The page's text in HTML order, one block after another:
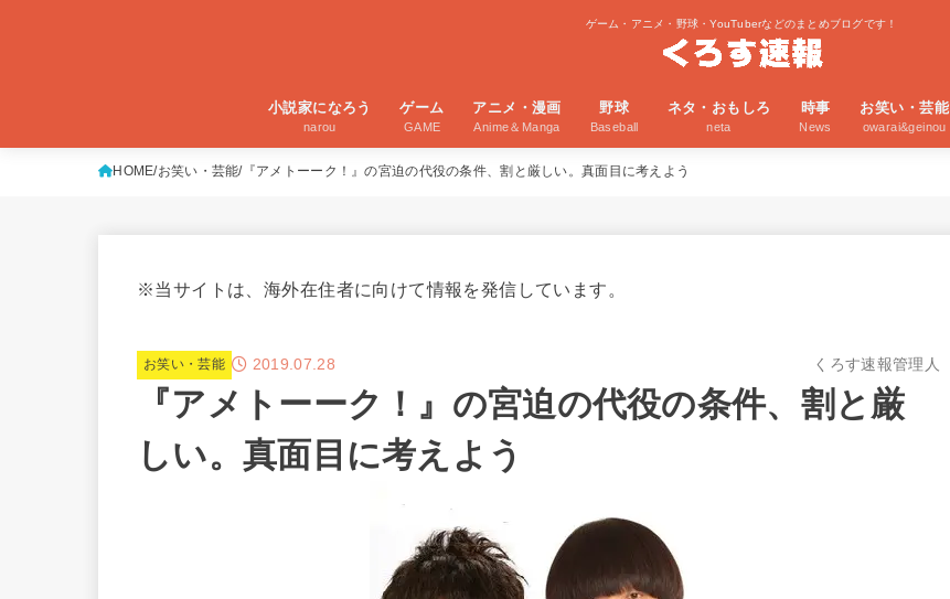
ゲーム・アニメ・野球・YouTuberなどのまとめブログです！
小説家になろう
narou
ゲーム
GAME
アニメ・漫画
Anime＆Manga
野球
Baseball
ネタ・おもしろ
neta
時事
News
お笑い・芸能
owarai&geinou
HOME お笑い・芸能 『アメトーーク！』の宮迫の代役の条件、割と厳しい。真面目に考えよう
※当サイトは、海外在住者に向けて情報を発信しています。
お笑い・芸能 2019.07.28 くろす速報管理人
『アメトーーク！』の宮迫の代役の条件、割と厳
しい。真面目に考えよう